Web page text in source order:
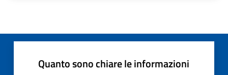
Quanto sono chiare le informazioni